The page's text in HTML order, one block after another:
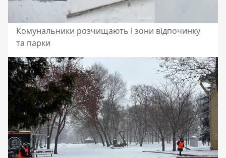
Комунальники розчищають і зони відпочинку
та парки